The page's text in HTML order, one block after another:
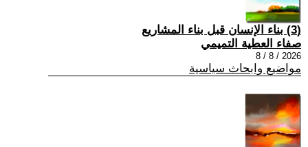
(3) بناء الإنسان قبل بناء المشاريع
صفاء العطية التميمي
2026 / 8 / 8
مواضيع وابحاث سياسية